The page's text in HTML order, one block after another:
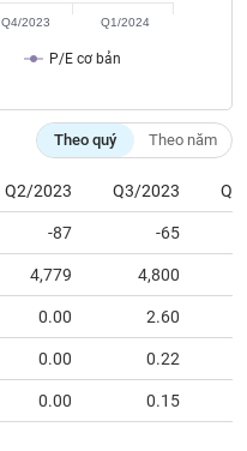
P/E cơ bản
Q4/2023 Q1/2024
Theo quý Theo năm
Q2/2023 Q3/2023
-87 -65
4,779 4,800
0.00 2.60
0.00 0.22
0.00 0.15